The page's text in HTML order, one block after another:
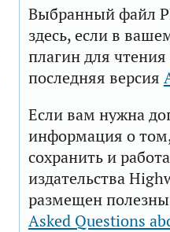
Выбранный файл
здесь, если в
плагин для
последняя версия
Если вам нужна
информация о том,
сохранить и
издательства
размещен
Asked Questions